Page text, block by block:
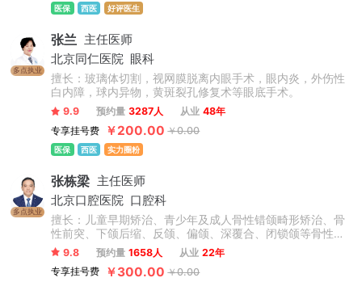
医保 西医 好评医生
多点执业
张兰 主任医师
北京同仁医院
眼科
擅长：玻璃体切割，视网膜脱离内眼手术，眼内炎，外伤性
白内障，球内异物，黄斑裂孔修复术等眼底手术。
9.9 预约量 3287人 从业 48年
专享挂号费
￥200.00 ￥0.00
医保 西医 实力圈粉
多点执业
张栋梁 主任医师
北京口腔医院
口腔科
擅长：儿童早期矫治、青少年及成人骨性错颌畸形矫治、骨
性前突、下颌后缩、反颌、偏颌、深覆合、闭锁颌等骨性问
题矫治，不拔牙矫治技术，微种植支抗技术，正畸-正颌联合
治疗，牙周-正畸联合治疗，数字化舌侧及无托槽隐形矫治技
术，复杂病例矫治。累计完成矫治案例数万例。
9.8 预约量 1658人 从业 22年
专享挂号费
￥300.00 ￥0.00